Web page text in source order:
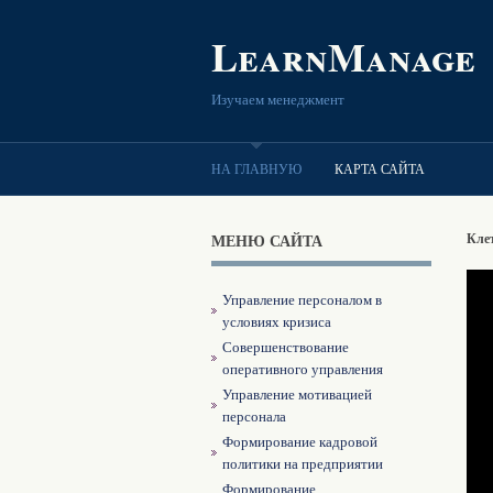
LearnManage
Изучаем менеджмент
НА ГЛАВНУЮ КАРТА САЙТА
МЕНЮ САЙТА
Управление персоналом в
условиях кризиса
Совершенствование
оперативного управления
Управление мотивацией
персонала
Формирование кадровой
политики на предприятии
Формирование